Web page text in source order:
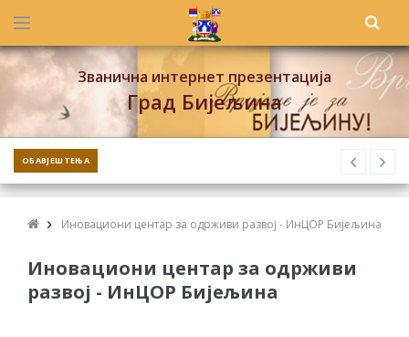
Званична интернет презентација
Град Бијељина
ОБАВЈЕШТЕЊА
Иновациони центар за одрживи развој - ИнЦОР Бијељина
Иновациони центар за одрживи
развој - ИнЦОР Бијељина